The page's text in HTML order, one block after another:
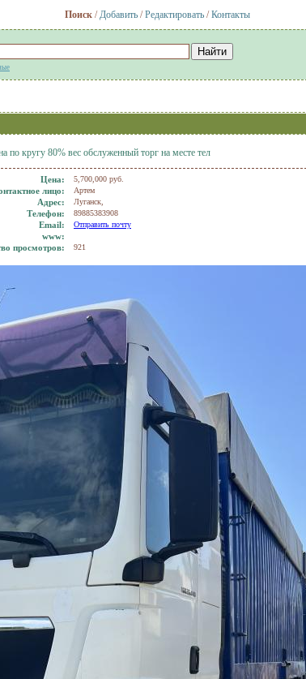
Поиск/Добавить/Редактировать/Контакты
по кругу 80% вес обслуженный торг на месте тел
Цена: 5,700,000 руб.
лицо: Артем
Адрес: Луганск,
Телефон: 89885383908
Еmail: Отправить почту
www:
просмотров:
921